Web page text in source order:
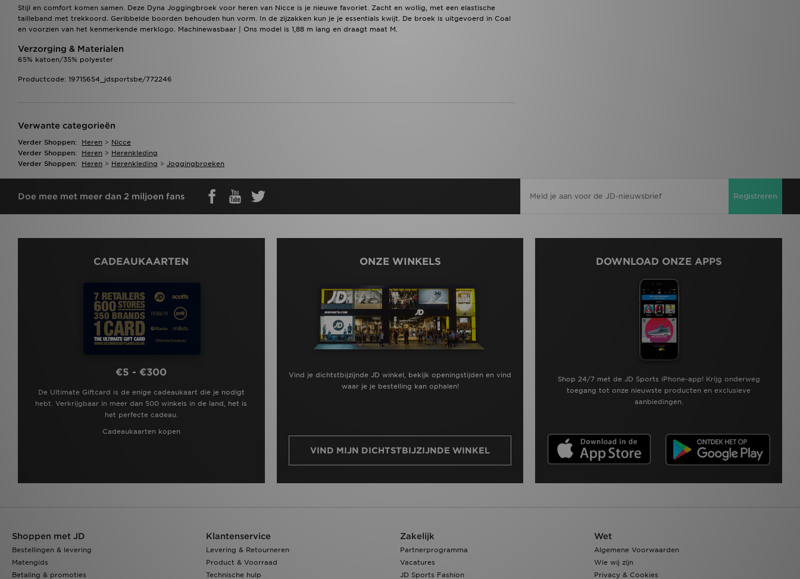
Stijl en comfort komen samen. Deze Dyna Joggingbroek voor heren van Nicce is je nieuwe favoriet. Zacht en wollig, met een elastische
tailleband met trekkoord. Geribbelde boorden behouden hun vorm. In de zijzakken kun je je essentials kwijt. De broek is uitgevoerd in Coal
en voorzien van het kenmerkende merklogo. Machinewasbaar | Ons model is 1,88 m lang en draagt maat M.
Verzorging & Materialen
65% katoen/35% polyester
Productcode: 19715654_jdsportsbe/772246
Verwante categorieën
Verder Shoppen: Heren > Nicce
Verder Shoppen:
Heren > Herenkleding
Verder Shoppen:
Heren > Herenkleding > Joggingbroeken
Doe mee met meer dan 2 miljoen fans Registreren
CADEAUKAARTEN
€5 - €300
De Ultimate Giftcard is de enige cadeaukaart die je nodigt
hebt. Verkrijgbaar in meer dan 500 winkels in de land, het is
het perfecte cadeau.
Cadeaukaarten kopen
ONZE WINKELS
Vind je dichtstbijzijnde JD winkel, bekijk openingstijden en vind
waar je je bestelling kan ophalen!
VIND MIJN DICHTSTBIJZIJNDE WINKEL
DOWNLOAD ONZE APPS
Shop 24/7 met de JD Sports iPhone-app! Krijg onderweg
toegang tot onze nieuwste producten en exclusieve
aanbiedingen.
Shoppen met JD
Bestellingen & levering
Matengids
Betaling & promoties
Klantenservice
Levering & Retourneren
Product & Voorraad
Technische hulp
Zakelijk
Partnerprogramma
Vacatures
JD Sports Fashion
Wet
Algemene Voorwaarden
Wie wij zijn
Privacy & Cookies